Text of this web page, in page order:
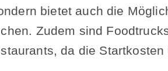
bietet auch die
Zudem sind
da die Startkosten